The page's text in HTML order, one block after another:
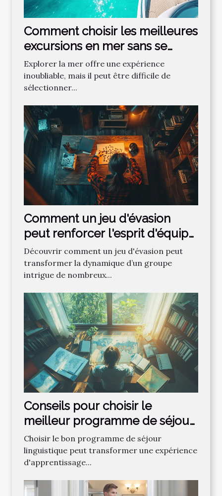
Comment choisir les meilleures
excursions en mer sans se
tromper ?
Explorer la mer offre une expérience
inoubliable, mais il peut être difficile de
sélectionner...
Comment un jeu d'évasion
peut renforcer l'esprit d'équipe
?
Découvrir comment un jeu d'évasion peut
transformer la dynamique d’un groupe
intrigue de nombreux...
Conseils pour choisir le
meilleur programme de séjour
linguistique
Choisir le bon programme de séjour
linguistique peut transformer une expérience
d'apprentissage...